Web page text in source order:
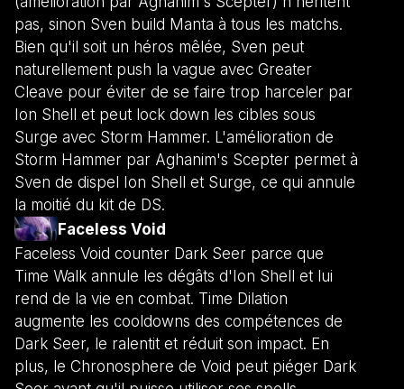
pas, sinon Sven build Manta à tous les matchs.
Bien qu'il soit un héros mêlée, Sven peut
naturellement push la vague avec Greater
Cleave pour éviter de se faire trop harceler par
Ion Shell et peut lock down les cibles sous
Surge avec Storm Hammer. L'amélioration de
Storm Hammer par Aghanim's Scepter permet à
Sven de dispel Ion Shell et Surge, ce qui annule
la moitié du kit de DS.
Faceless Void
Faceless Void counter Dark Seer parce que
Time Walk annule les dégâts d'Ion Shell et lui
rend de la vie en combat. Time Dilation
augmente les cooldowns des compétences de
Dark Seer, le ralentit et réduit son impact. En
plus, le Chronosphere de Void peut piéger Dark